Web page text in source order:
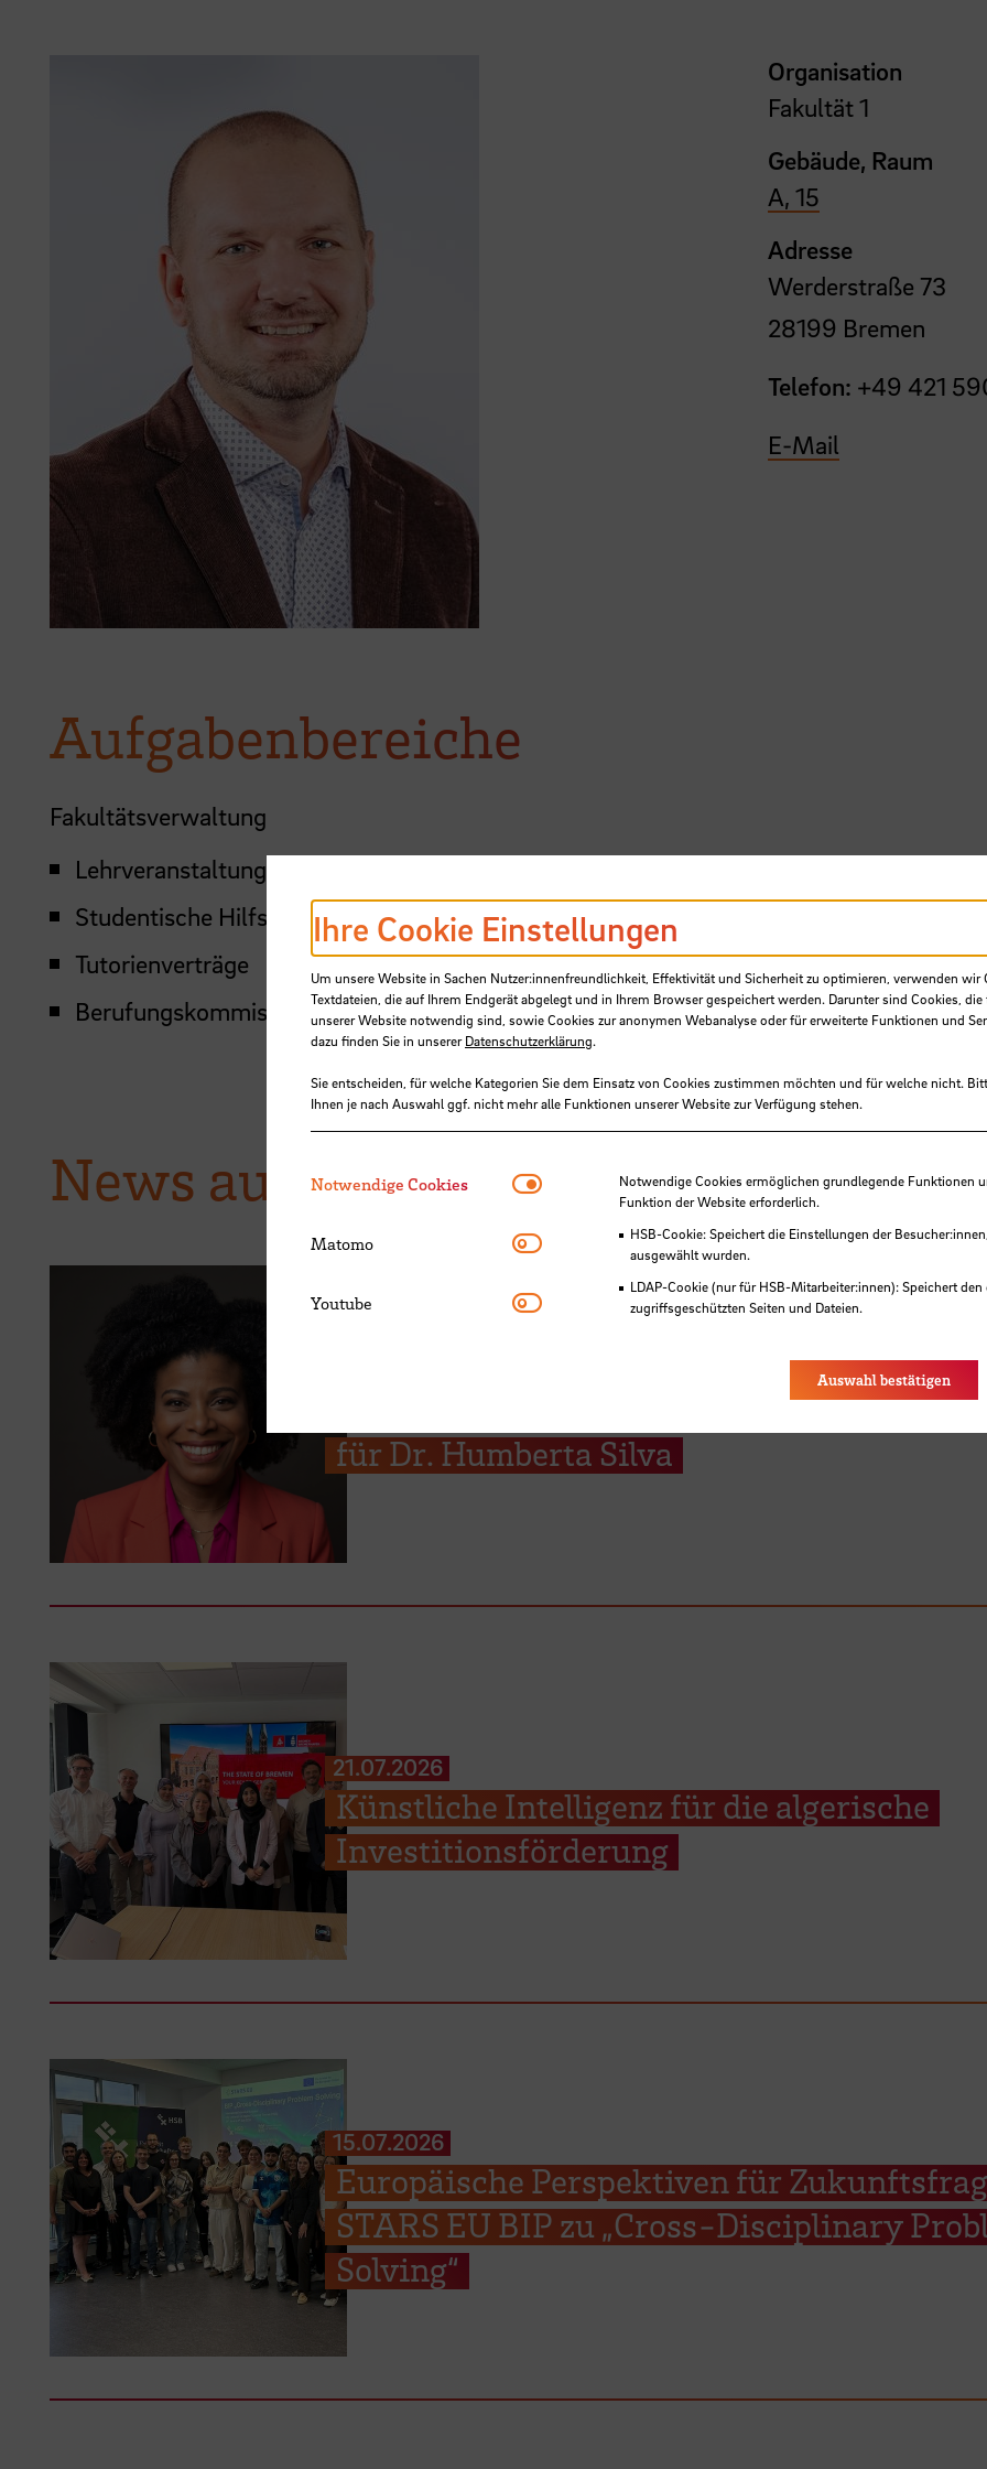
Organisation
Fakultät 1
Gebäude, Raum
A, 15
Adresse
Werderstraße 73
28199 Bremen
Telefon: +49 421
E-Mail
Aufgabenbereiche
Fakultätsverwaltung
Lehrveranstaltungsplanung
Studentische Hilfskraftverträge
Tutorienverträge
Berufungskommissionen (Mitarbeit)
News aus der HSB
Teaching Award der Academy of
für Dr. Humberta Silva
21.07.2026
Künstliche Intelligenz für die algerische
Investitionsförderung
15.07.2026
Europäische Perspektiven für
STARS EU BIP zu „Cross-Disciplinary
Solving“
Ihre Cookie Einstellungen
Um unsere Website in Sachen Nutzer:innenfreundlichkeit, Effektivität und Sicherheit zu optimieren, verwenden wir
Textdateien, die auf Ihrem Endgerät abgelegt und in Ihrem Browser gespeichert werden. Darunter sind Cookies,
unserer Website notwendig sind, sowie Cookies zur anonymen Webanalyse oder für erweiterte Funktionen und
dazu finden Sie in unsererDatenschutzerklärung.
Sie entscheiden, für welche Kategorien Sie dem Einsatz von Cookies zustimmen möchten und für welche nicht.
Ihnen je nach Auswahl ggf. nicht mehr alle Funktionen unserer Website zur Verfügung stehen.
Notwendige Cookies Notwendige CookiesNotwendige Cookies ermöglichen grundlegende Funktionen
Funktion der Website erforderlich.
HSB-Cookie: Speichert die Einstellungen der
ausgewählt wurden.
LDAP-Cookie (nur für HSB-Mitarbeiter:innen): Speichert
zugriffsgeschützten Seiten und Dateien.
Matomo Matomo
Youtube Youtube
Auswahl bestätigen